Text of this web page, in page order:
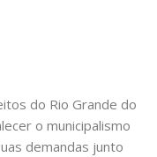
do Rio Grande do
o municipalismo
demandas junto